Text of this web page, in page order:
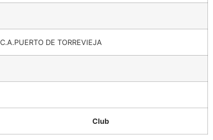
C.A.PUERTO DE TORREVIEJA
Club